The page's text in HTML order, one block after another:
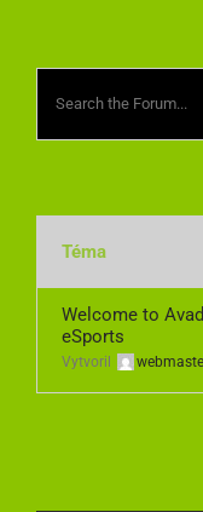
Téma
Welcome to
eSports
Vytvoril